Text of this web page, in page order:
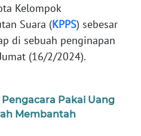
Kelompok
Suara (KPPS) sebesar
di sebuah penginapan
(16/2/2024).
Pengacara Pakai Uang
Membantah